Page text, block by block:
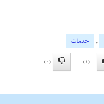
,
خدمات
(1)
(0)